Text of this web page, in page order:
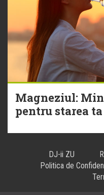
Magneziul:
pentru starea
DJ-ii ZU
Politica de